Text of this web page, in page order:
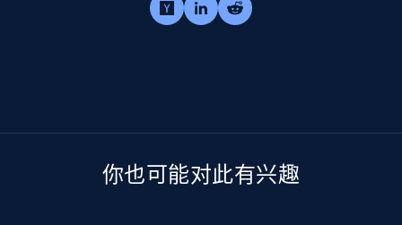
你也可能对此有兴趣